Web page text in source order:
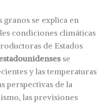
granos se explica en
condiciones climáticas
de Estados
se
y las temperaturas
perspectivas de la
las previsiones